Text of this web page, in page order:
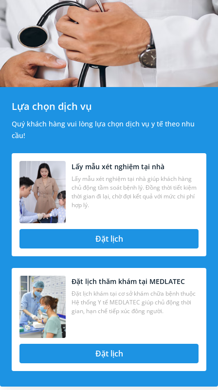
Lựa chọn dịch vụ
Quý khách hàng vui lòng lựa chọn dịch vụ y tế theo nhu
cầu!
Lấy mẫu xét nghiệm tại nhà
Lấy mẫu xét nghiệm tại nhà giúp khách hàng
chủ động tầm soát bệnh lý. Đồng thời tiết kiệm
thời gian đi lại, chờ đợi kết quả với mức chi phí
hợp lý.
Đặt lịch
Đặt lịch thăm khám tại MEDLATEC
Đặt lịch khám tại cơ sở khám chữa bệnh thuộc
Hệ thống Y tế MEDLATEC giúp chủ động thời
gian, hạn chế tiếp xúc đông người.
Đặt lịch